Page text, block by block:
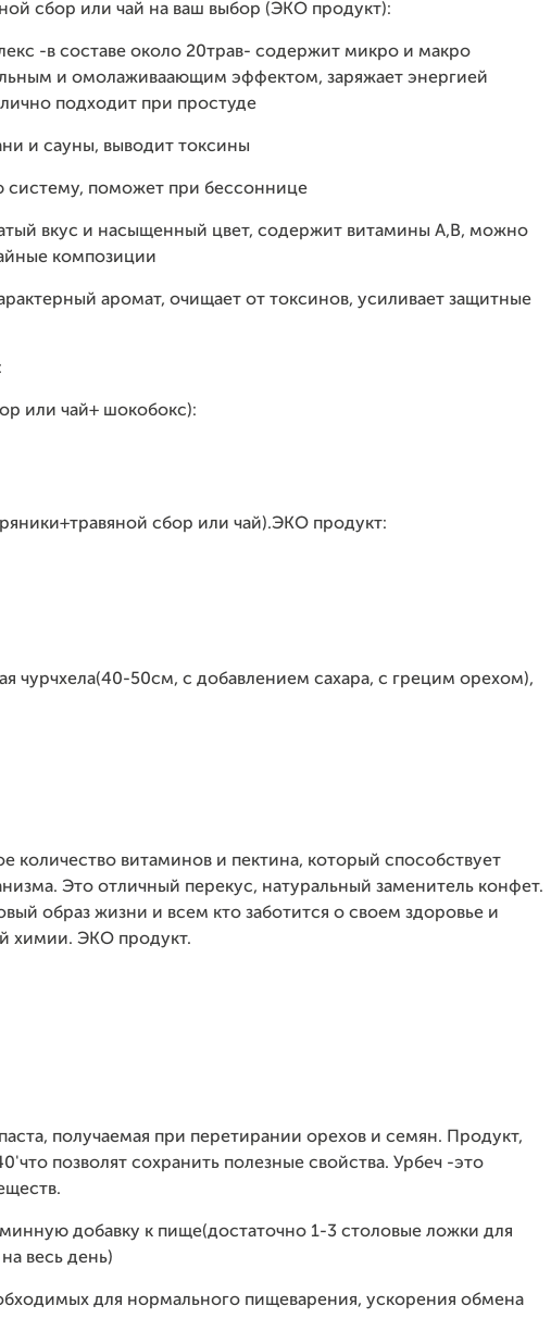
сбор или чай на ваш выбор (ЭКО продукт):
-в составе около 20трав- содержит микро и макро
и омолаживаающим эффектом, заряжает энергией
подходит при простуде
и сауны, выводит токсины
систему, поможет при бессоннице
вкус и насыщенный цвет, содержит витамины А,В, можно
композиции
аромат, очищает от токсинов, усиливает защитные
или чай+ шокобокс):
сбор или чай).ЭКО продукт:
чурчхела(40-50см, с добавлением сахара, с грецим орехом),
количество витаминов и пектина, который способствует
Это отличный перекус, натуральный заменитель конфет.
образ жизни и всем кто заботится о своем здоровье и
химии. ЭКО продукт.
получаемая при перетирании орехов и семян. Продукт,
позволят сохранить полезные свойства. Урбеч -это
добавку к пище(достаточно 1-3 столовые ложки для
весь день)
для нормального пищеварения, ускорения обмена